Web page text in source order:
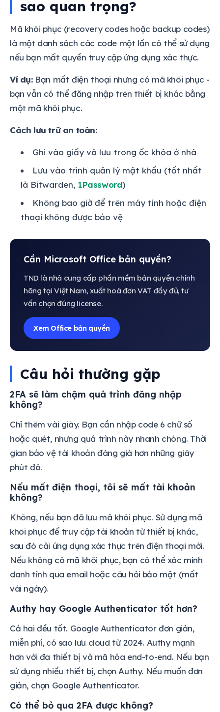
sao quan trọng?
Mã khôi phục (recovery codes hoặc backup codes)
là một danh sách các code một lần có thể sử dụng
nếu bạn mất quyền truy cập ứng dụng xác thực.
Ví dụ:Bạn mất điện thoại nhưng có mã khôi phục -
bạn vẫn có thể đăng nhập trên thiết bị khác bằng
một mã khôi phục.
Cách lưu trữ an toàn:
Ghi vào giấy và lưu trong ốc khóa ở nhà
Lưu vào trình quản lý mật khẩu (tốt nhất
là Bitwarden, 1Password)
Không bao giờ để trên máy tính hoặc điện
thoại không được bảo vệ
Cần Microsoft Office bản quyền?
TND là nhà cung cấp phần mềm bản quyền chính
hãng tại Việt Nam, xuất hoá đơn VAT đầy đủ, tư
vấn chọn đúng license.
Xem Office bản quyền
Câu hỏi thường gặp
2FA sẽ làm chậm quá trình đăng nhập
không?
Chỉ thêm vài giây. Bạn cần nhập code 6 chữ số
hoặc quét, nhưng quá trình này nhanh chóng. Thời
gian bảo vệ tài khoản đáng giá hơn những giây
phút đó.
Nếu mất điện thoại, tôi sẽ mất tài khoản
không?
Không, nếu bạn đã lưu mã khôi phục. Sử dụng mã
khôi phục để truy cập tài khoản từ thiết bị khác,
sau đó cài ứng dụng xác thực trên điện thoại mới.
Nếu không có mã khôi phục, bạn có thể xác minh
danh tính qua email hoặc câu hỏi bảo mật (mất
vài ngày).
Authy hay Google Authenticator tốt hơn?
Cả hai đều tốt. Google Authenticator đơn giản,
miễn phí, có sao lưu cloud từ 2024. Authy mạnh
hơn với đa thiết bị và mã hóa end-to-end. Nếu bạn
sử dụng nhiều thiết bị, chọn Authy. Nếu muốn đơn
giản, chọn Google Authenticator.
Có thể bỏ qua 2FA được không?